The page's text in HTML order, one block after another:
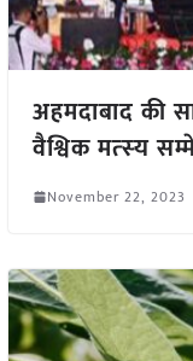
अहमदाबाद की
वैश्विक मत्‍स्‍य
November 22, 2023